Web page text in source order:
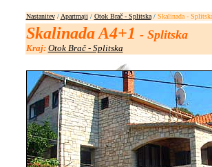
Nastanitev/ Apartmaji / Otok Brač - Splitska/ Skalinada -
Skalinada A4+1 - Splitska
Kraj: Otok Brač - Splitska